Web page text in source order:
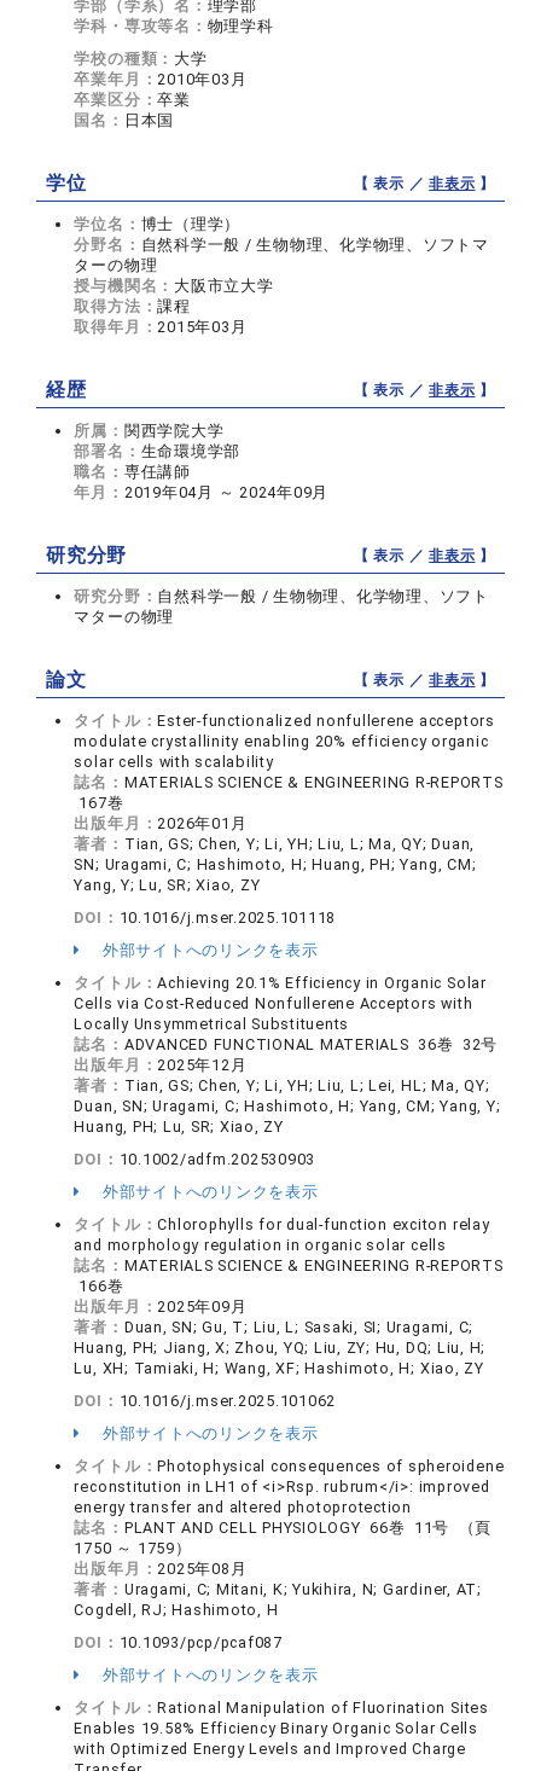
学部（学系）名： 理学部
学科・専攻等名： 物理学科
学校の種類： 大学
卒業年月：2010年03月
卒業区分：卒業
国名： 日本国
学位 【 表示 ／非表示 】
学位名： 博士（理学）
分野名： 自然科学一般 / 生物物理、化学物理、ソフトマ
ターの物理
授与機関名： 大阪市立大学
取得方法：課程
取得年月：2015年03月
経歴 【 表示 ／非表示 】
所属： 関西学院大学
部署名： 生命環境学部
職名： 専任講師
年月： 2019年04月 ～ 2024年09月
研究分野 【 表示 ／非表示 】
研究分野： 自然科学一般 / 生物物理、化学物理、ソフト
マターの物理
論文 【 表示 ／非表示 】
タイトル：Ester-functionalized nonfullerene acceptors
modulate crystallinity enabling 20% efficiency organic
solar cells with scalability
誌名： MATERIALS SCIENCE & ENGINEERING R-REPORTS
167巻
出版年月：2026年01月
著者： Tian, GS; Chen, Y; Li, YH; Liu, L; Ma, QY; Duan,
SN; Uragami, C; Hashimoto, H; Huang, PH; Yang, CM;
Yang, Y; Lu, SR; Xiao, ZY
DOI： 10.1016/j.mser.2025.101118
外部サイトへのリンクを表示
タイトル：Achieving 20.1% Efficiency in Organic Solar
Cells via Cost-Reduced Nonfullerene Acceptors with
Locally Unsymmetrical Substituents
誌名： ADVANCED FUNCTIONAL MATERIALS 36巻 32号
出版年月：2025年12月
著者： Tian, GS; Chen, Y; Li, YH; Liu, L; Lei, HL; Ma, QY;
Duan, SN; Uragami, C; Hashimoto, H; Yang, CM; Yang, Y;
Huang, PH; Lu, SR; Xiao, ZY
DOI： 10.1002/adfm.202530903
外部サイトへのリンクを表示
タイトル：Chlorophylls for dual-function exciton relay
and morphology regulation in organic solar cells
誌名： MATERIALS SCIENCE & ENGINEERING R-REPORTS
166巻
出版年月：2025年09月
著者： Duan, SN; Gu, T; Liu, L; Sasaki, SI; Uragami, C;
Huang, PH; Jiang, X; Zhou, YQ; Liu, ZY; Hu, DQ; Liu, H;
Lu, XH; Tamiaki, H; Wang, XF; Hashimoto, H; Xiao, ZY
DOI： 10.1016/j.mser.2025.101062
外部サイトへのリンクを表示
タイトル：Photophysical consequences of spheroidene
reconstitution in LH1 of <i>Rsp. rubrum</i>: improved
energy transfer and altered photoprotection
誌名： PLANT AND CELL PHYSIOLOGY 66巻 11号 （頁
1750 ～ 1759）
出版年月：2025年08月
著者： Uragami, C; Mitani, K; Yukihira, N; Gardiner, AT;
Cogdell, RJ; Hashimoto, H
DOI： 10.1093/pcp/pcaf087
外部サイトへのリンクを表示
タイトル：Rational Manipulation of Fluorination Sites
Enables 19.58% Efficiency Binary Organic Solar Cells
with Optimized Energy Levels and Improved Charge